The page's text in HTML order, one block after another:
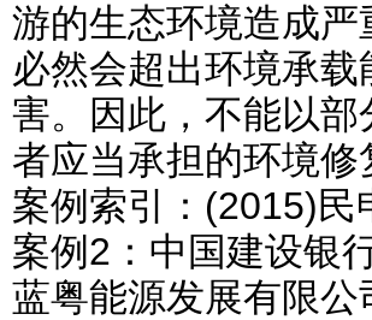
游的生态环境造成
必然会超出环境承
害。因此，不能以
者应当承担的环境修
案例索引：(2015)民
案例2：中国建设银
蓝粤能源发展有限